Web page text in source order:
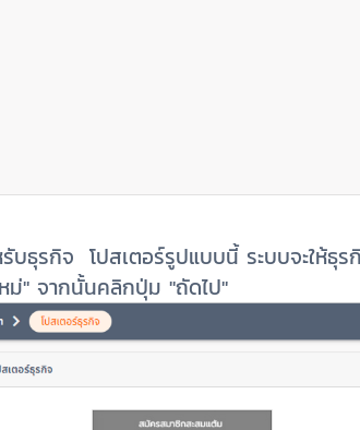
ธุรกิจ โปสเตอร์รูปแบบนี้ ระบบจะให้ธุร
ม่" จากนั้นคลิกปุ่ม "ถัดไป"